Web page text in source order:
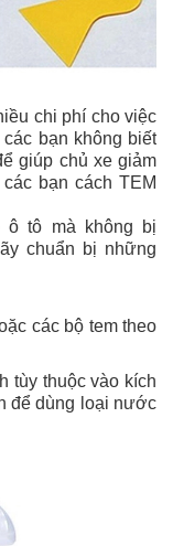
chi phí cho việc
bạn không biết
giúp chủ xe giảm
bạn cách TEM
ô tô mà không bị
chuẩn bị những
các bộ tem theo
tùy thuộc vào kích
để dùng loại nước